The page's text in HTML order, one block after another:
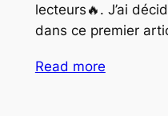
lecteurs🔥. J’ai
dans ce premier
Read more